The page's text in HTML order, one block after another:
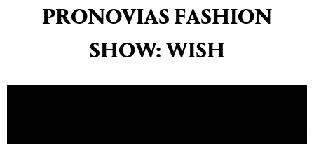
PRONOVIAS FASHION
SHOW: WISH